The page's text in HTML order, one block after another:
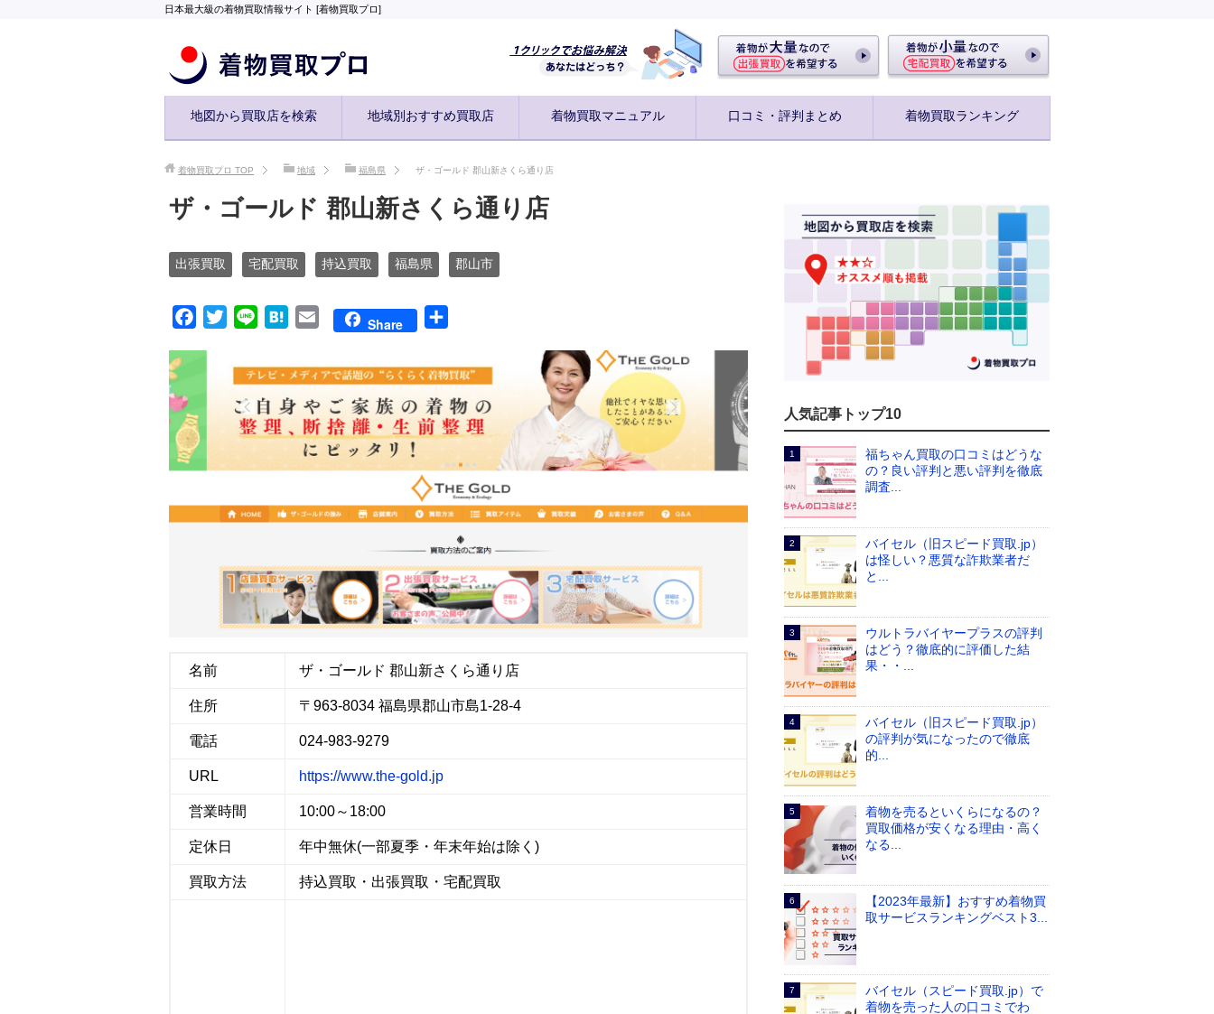
日本最大級の着物買取情報サイト [着物買取プロ]
地図から買取店を検索 地域別おすすめ買取店 着物買取マニュアル 口コミ・評判まとめ 着物買取ランキング
着物買取プロ TOP 地域 福島県 ザ・ゴールド 郡山新さくら通り店
ザ・ゴールド 郡山新さくら通り店
出張買取 宅配買取 持込買取 福島県 郡山市
o
n
e
t
e
n
a
a
i
l
Share
名前 ザ・ゴールド 郡山新さくら通り店
住所 〒963-8034 福島県郡山市島1-28-4
電話 024-983-9279
URL https://www.the-gold.jp
営業時間 10:00～18:00
定休日 年中無休(一部夏季・年末年始は除く)
買取方法 持込買取・出張買取・宅配買取
人気記事トップ10
福ちゃん買取の口コミはどうな
の？良い評判と悪い評判を徹底
調査...
バイセル（旧スピード買取.jp）
は怪しい？悪質な詐欺業者だ
と...
ウルトラバイヤープラスの評判
はどう？徹底的に評価した結
果・・...
バイセル（旧スピード買取.jp）
の評判が気になったので徹底
的...
着物を売るといくらになるの？
買取価格が安くなる理由・高く
なる...
【2023年最新】おすすめ着物買
取サービスランキングベスト3...
バイセル（スピード買取.jp）で
着物を売った人の口コミでわ